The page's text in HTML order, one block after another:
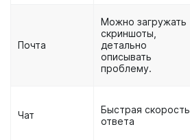
Почта
Можно загружать
скриншоты,
детально
описывать
проблему.
Чат
Быстрая скорость
ответа